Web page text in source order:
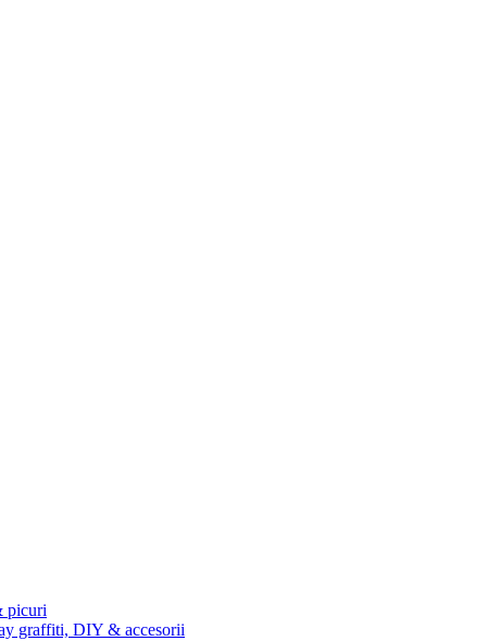
picuri
graffiti, DIY & accesorii